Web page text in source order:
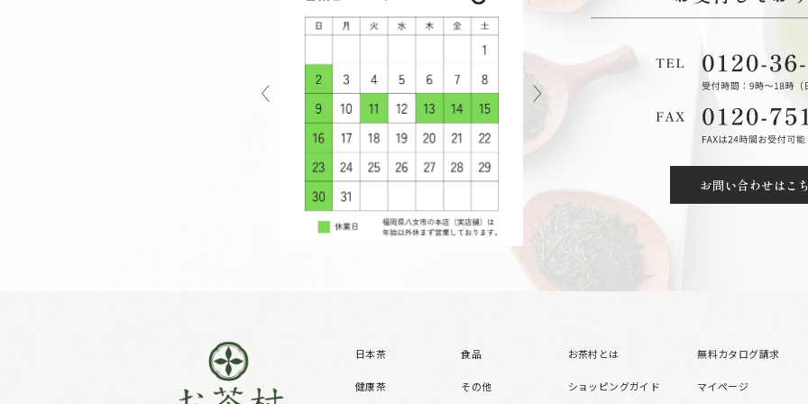
お問い合わせはこ
日本茶
健康茶
食品
その他
お茶村とは
ショッピングガイド
無料カタログ請求
マイページ